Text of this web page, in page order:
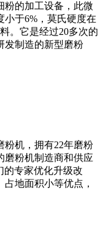
粉的加工设备，此微
于6%，莫氏硬度在
。它是经过20多次的
发制造的新型磨粉
粉机，拥有22年磨粉
磨粉机制造商和供应
的专家优化升级改
地面积小等优点，